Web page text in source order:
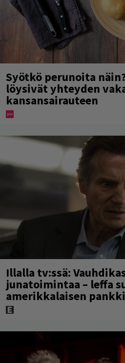
Syötkö perunoita
löysivät yhteyden
kansansairauteen
Illalla tv:ssä:
junatoimintaa – leffa
amerikkalaisen